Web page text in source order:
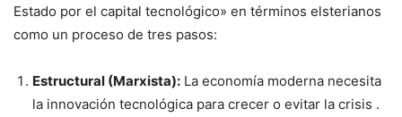
Estado por el capital tecnológico» en términos elsterianos
como un proceso de tres pasos:
Estructural (Marxista): La economía moderna necesita
la innovación tecnológica para crecer o evitar la crisis .